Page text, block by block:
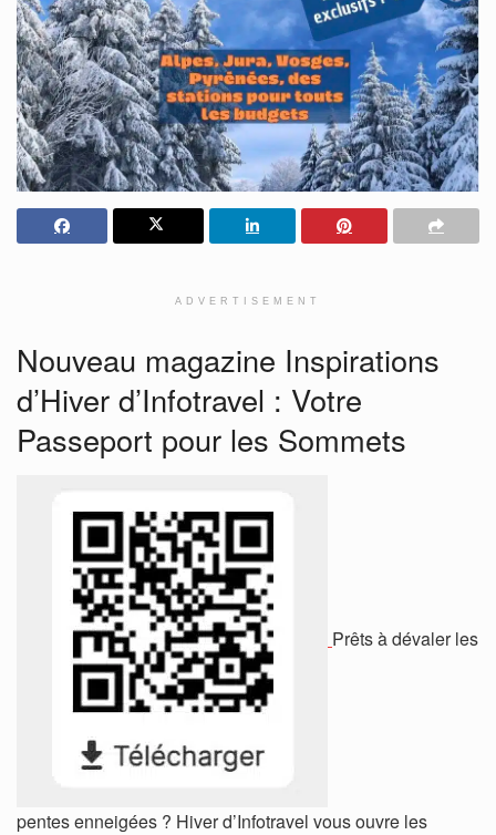
ADVERTISEMENT
Nouveau magazine Inspirations
d’Hiver d’Infotravel : Votre
Passeport pour les Sommets
Prêts à dévaler les
pentes enneigées ? Hiver d’Infotravel vous ouvre les